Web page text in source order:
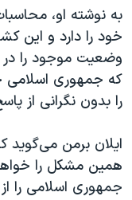
به نوشته او،
خود را دارد و این
وضعیت موجود را در
که جمهوری اسلامی
را بدون نگرانی از
ایلان برمن می‌گوید
همین مشکل را خواهد
جمهوری اسلامی را از